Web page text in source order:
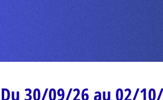
Du 30/09/26 au 02/